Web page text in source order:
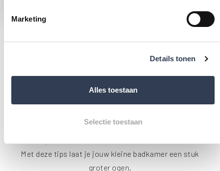
Marketing
Details tonen
Alles toestaan
Selectie toestaan
EEN KLEINE BADKAMER
GROTER LATEN LIJKEN
Met deze tips laat je jouw kleine badkamer een stuk
groter ogen.